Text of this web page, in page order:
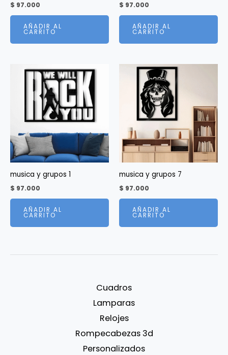
$ 97.000
AÑADIR AL
CARRITO
$ 97.000
AÑADIR AL
CARRITO
musica y grupos 1
$ 97.000
AÑADIR AL
CARRITO
musica y grupos 7
$ 97.000
AÑADIR AL
CARRITO
Cuadros
Lamparas
Relojes
Rompecabezas 3d
Personalizados